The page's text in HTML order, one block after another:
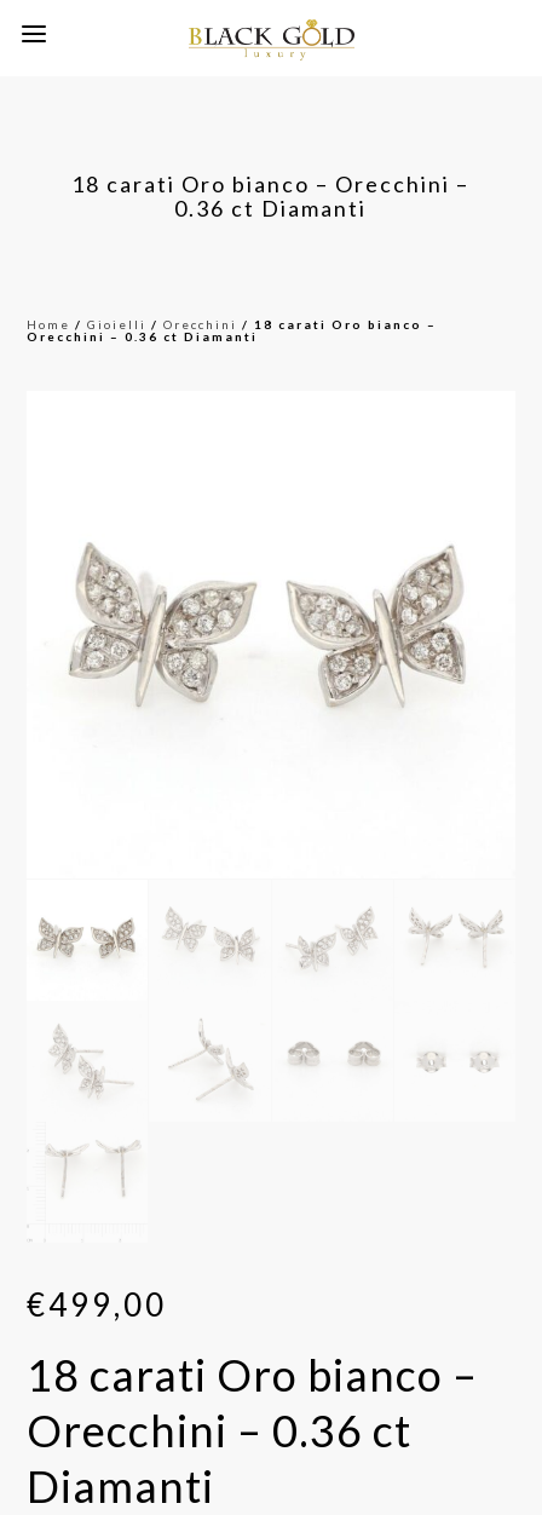
18 carati Oro bianco – Orecchini –
0.36 ct Diamanti
Home /Gioielli /Orecchini / 18 carati Oro bianco –
Orecchini – 0.36 ct Diamanti
€499,00
18 carati Oro bianco –
Orecchini – 0.36 ct
Diamanti